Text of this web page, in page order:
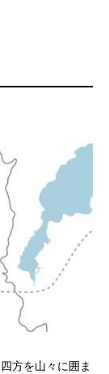
方を山々に囲ま